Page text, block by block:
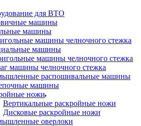
для ВТО
машины
машины
машины челночного стежка
машины
машины челночного стежка
машины челночного стежка
распошивальные машины
машины
ножи
Вертикальные раскройные ножи
Дисковые раскройные ножи
оверлоки